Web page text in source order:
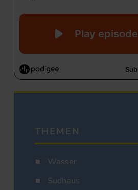
THEMEN
Wasser
Sudhaus